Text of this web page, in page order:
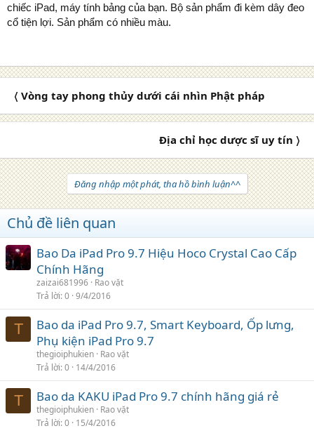
chiếc iPad, máy tính bảng của bạn. Bộ sản phẩm đi kèm dây đeo
cổ tiện lợi. Sản phẩm có nhiều màu.
〈 Vòng tay phong thủy dưới cái nhìn Phật pháp
Địa chỉ học dược sĩ uy tín 〉
Đăng nhập một phát, tha hồ bình luận^^
Chủ đề liên quan
Bao Da iPad Pro 9.7 Hiệu Hoco Crystal Cao Cấp
Chính Hãng
zaizai681996 Rao vặt
Trả lời 0 9/4/2016
T
Bao da iPad Pro 9.7, Smart Keyboard, Ốp lưng,
Phụ kiện iPad Pro 9.7
thegioiphukien Rao vặt
Trả lời 0 14/4/2016
T Bao da KAKU iPad Pro 9.7 chính hãng giá rẻ
thegioiphukien Rao vặt
Trả lời 0 15/4/2016